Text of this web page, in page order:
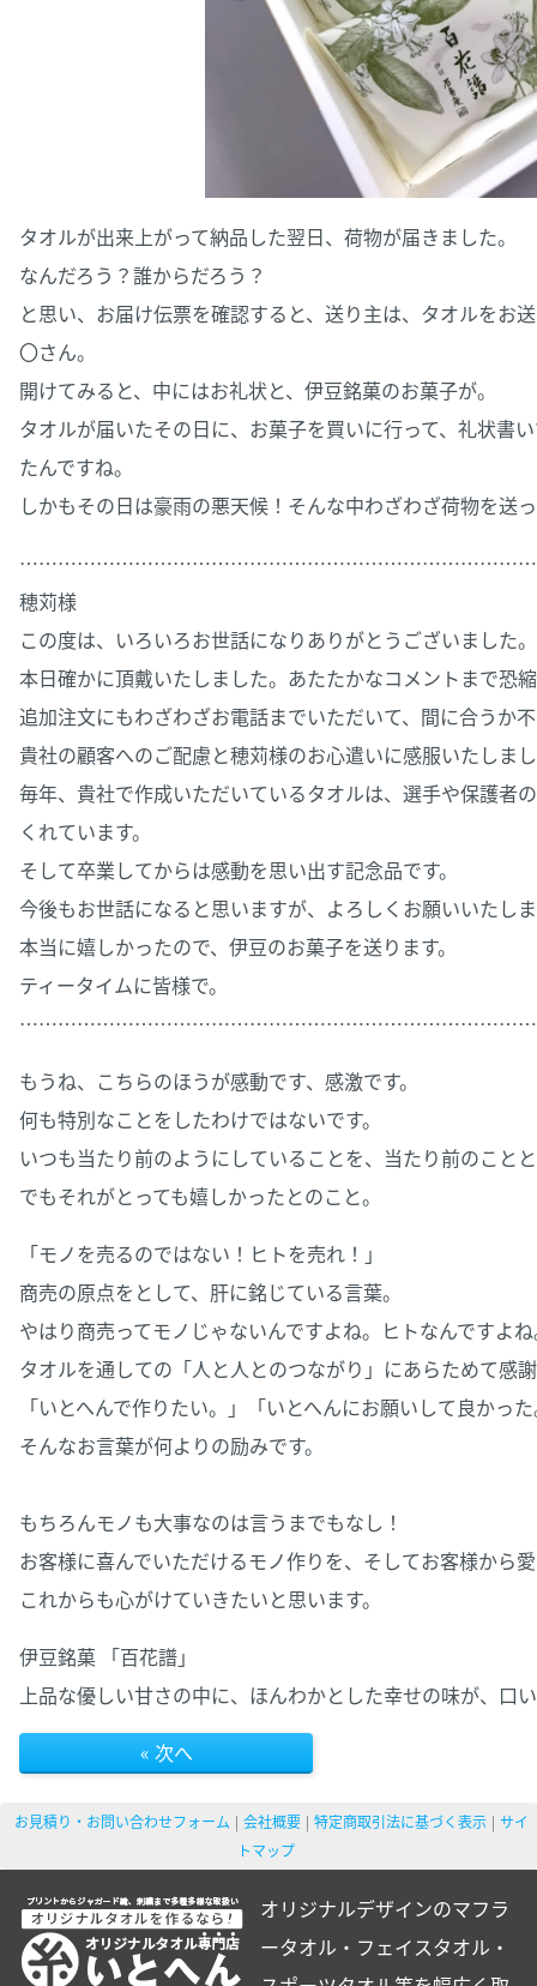
タオルが出来上がって納品した翌日、荷物が届きました。
なんだろう？誰からだろう？
と思い、お届け伝票を確認すると、送り主は、タオルをお
〇さん。
開けてみると、中にはお礼状と、伊豆銘菓のお菓子が。
タオルが届いたその日に、お菓子を買いに行って、礼状書
たんですね。
しかもその日は豪雨の悪天候！そんな中わざわざ荷物を送
穂苅様
この度は、いろいろお世話になりありがとうございました。
本日確かに頂戴いたしました。あたたかなコメントまで恐
追加注文にもわざわざお電話までいただいて、間に合うか
貴社の顧客へのご配慮と穂苅様のお心遣いに感服いたしま
毎年、貴社で作成いただいているタオルは、選手や保護者
くれています。
そして卒業してからは感動を思い出す記念品です。
今後もお世話になると思いますが、よろしくお願いいたし
本当に嬉しかったので、伊豆のお菓子を送ります。
ティータイムに皆様で。
もうね、こちらのほうが感動です、感激です。
何も特別なことをしたわけではないです。
いつも当たり前のようにしていることを、当たり前のこと
でもそれがとっても嬉しかったとのこと。
「モノを売るのではない！ヒトを売れ！」
商売の原点をとして、肝に銘じている言葉。
やはり商売ってモノじゃないんですよね。ヒトなんですよ
タオルを通しての「人と人とのつながり」にあらためて感
「いとへんで作りたい。」「いとへんにお願いして良かっ
そんなお言葉が何よりの励みです。
もちろんモノも大事なのは言うまでもなし！
お客様に喜んでいただけるモノ作りを、そしてお客様から
これからも心がけていきたいと思います。
伊豆銘菓 「百花譜」
上品な優しい甘さの中に、ほんわかとした幸せの味が、口
« 次へ
お見積り・お問い合わせフォーム 会社概要 特定商取引法に基づく表示
サイ
トマップ
オリジナルデザインのマフラ
ータオル・フェイスタオル・